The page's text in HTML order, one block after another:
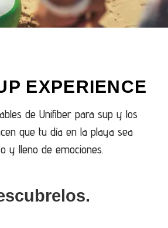
EXPERIENCE
de Unifiber para sup y los
que tu día en la playa sea
y lleno de emociones.